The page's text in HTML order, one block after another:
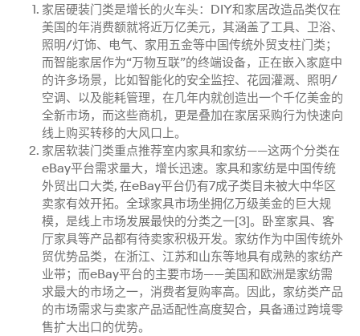
家居硬装门类是增长的火车头：DIY和家居改造品类仅在
美国的年消费额就将近万亿美元，其涵盖了工具、卫浴、
照明/灯饰、电气、家用五金等中国传统外贸支柱门类；
而智能家居作为“万物互联”的终端设备，正在嵌入家庭中
的许多场景，比如智能化的安全监控、花园灌溉、照明/
空调、以及能耗管理，在几年内就创造出一个千亿美金的
全新市场，而这些商机，更是叠加在家居采购行为快速向
线上购买转移的大风口上。
家居软装门类重点推荐室内家具和家纺——这两个分类在
eBay平台需求量大，增长迅速。家具和家纺是中国传统
外贸出口大类, 在eBay平台仍有7成子类目未被大中华区
卖家有效开拓。全球家具市场坐拥亿万级美金的巨大规
模，是线上市场发展最快的分类之一[3]。卧室家具、客
厅家具等产品都有待卖家积极开发。家纺作为中国传统外
贸优势品类，在浙江、江苏和山东等地具有成熟的家纺产
业带；而eBay平台的主要市场——美国和欧洲是家纺需
求最大的市场之一，消费者复购率高。因此，家纺类产品
的市场需求与卖家产品适配性高度契合，具备通过跨境零
售扩大出口的优势。